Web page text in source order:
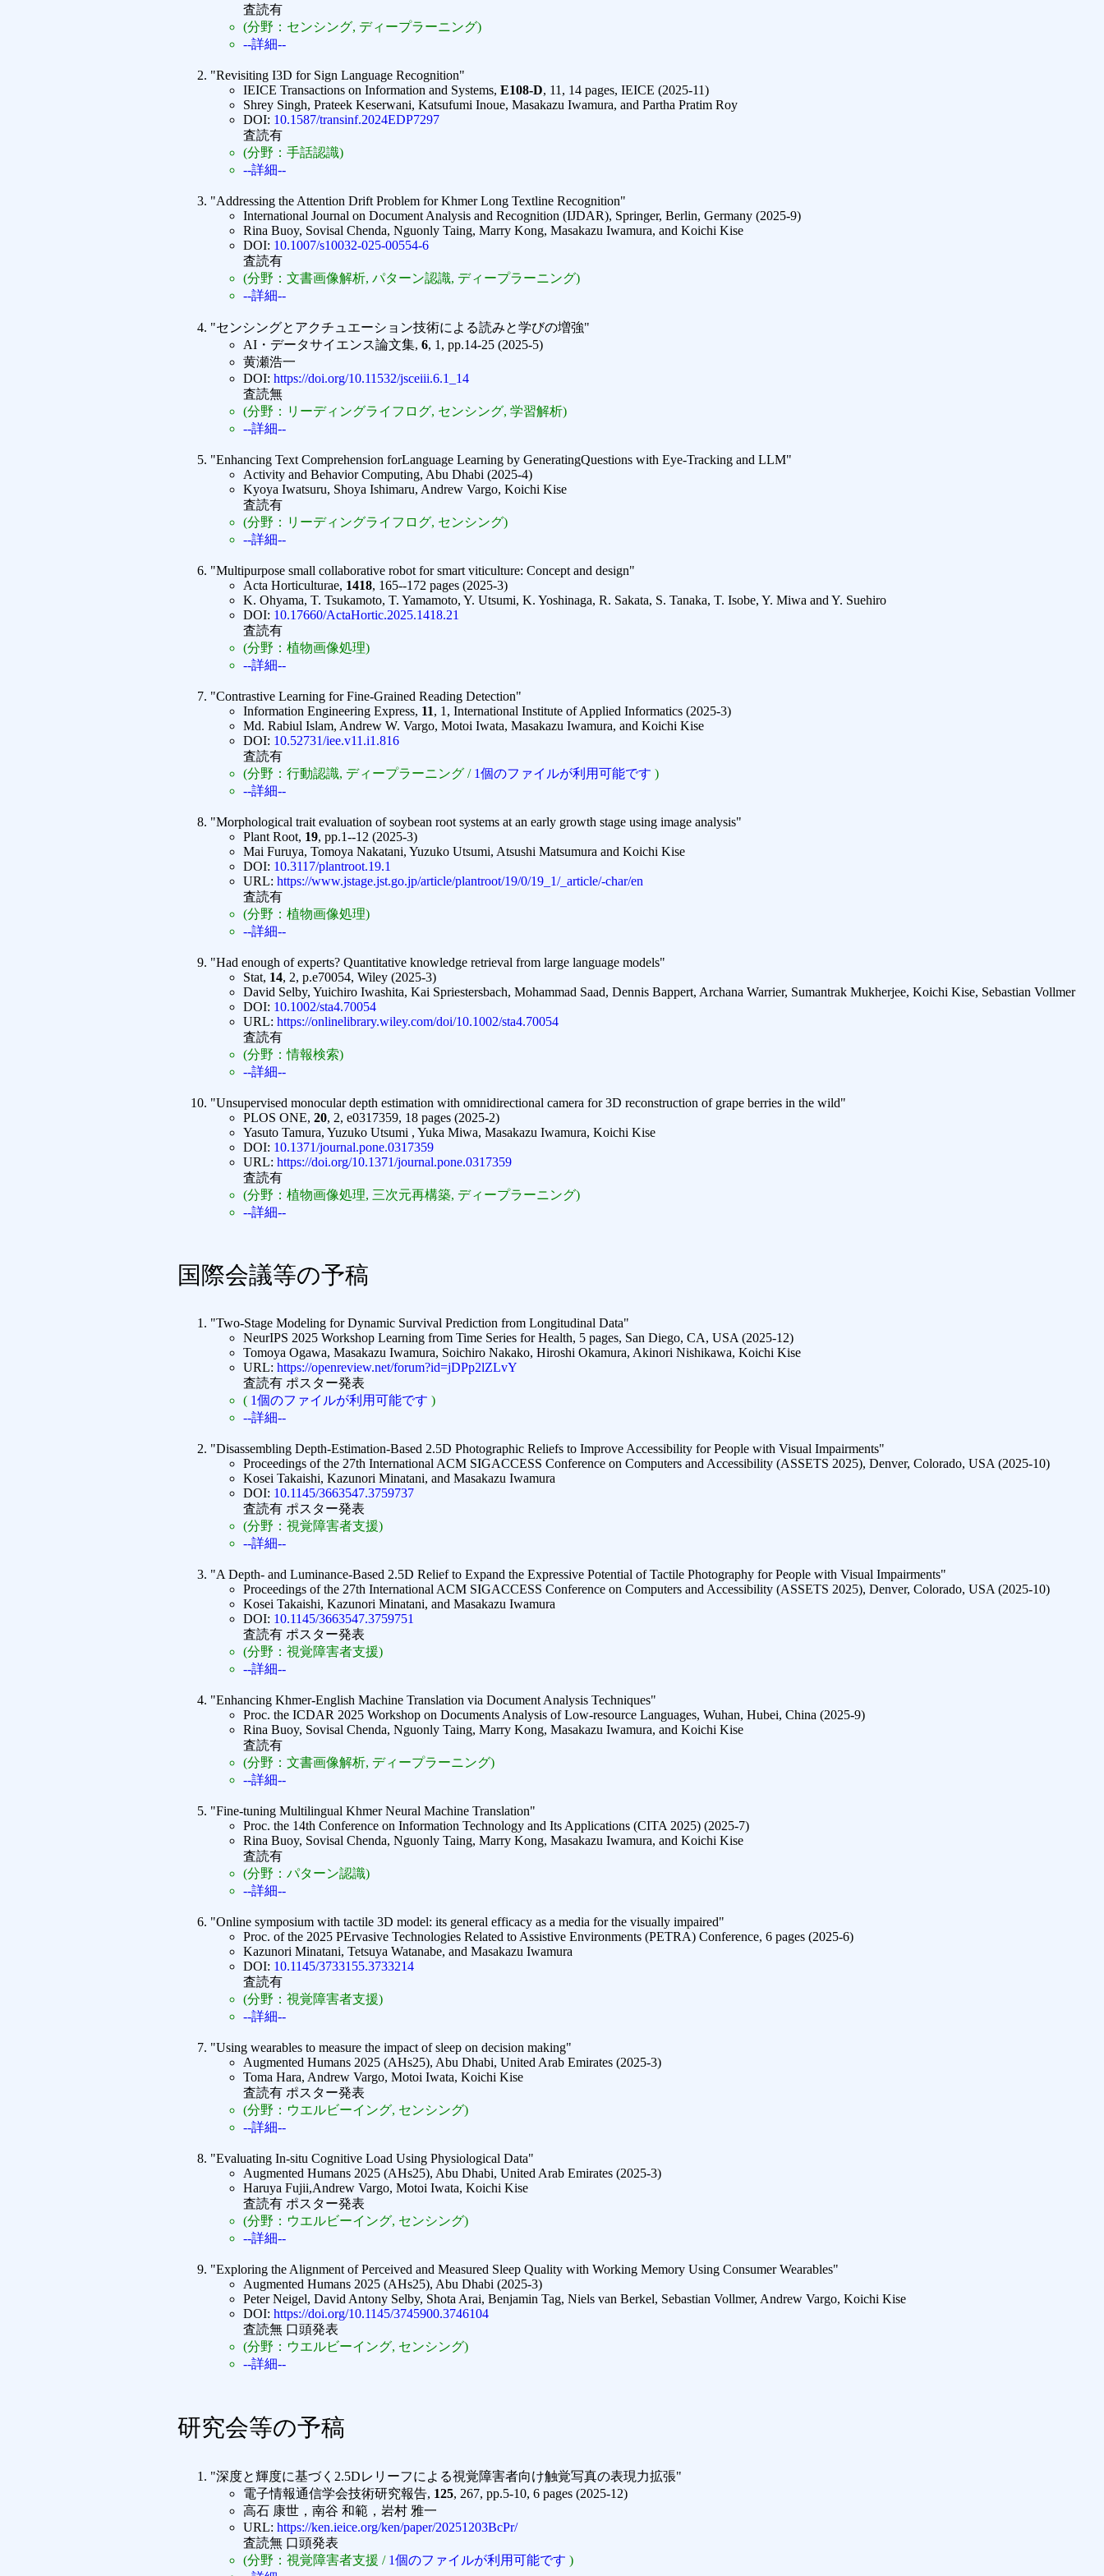
査読有
(分野：センシング, ディープラーニング)
--詳細--
"Revisiting I3D for Sign Language Recognition"
IEICE Transactions on Information and Systems, E108-D, 11, 14 pages, IEICE (2025-11)
Shrey Singh, Prateek Keserwani, Katsufumi Inoue, Masakazu Iwamura, and Partha Pratim Roy
DOI: 10.1587/transinf.2024EDP7297
査読有
(分野：手話認識)
--詳細--
"Addressing the Attention Drift Problem for Khmer Long Textline Recognition"
International Journal on Document Analysis and Recognition (IJDAR), Springer, Berlin, Germany (2025-9)
Rina Buoy, Sovisal Chenda, Nguonly Taing, Marry Kong, Masakazu Iwamura, and Koichi Kise
DOI: 10.1007/s10032-025-00554-6
査読有
(分野：文書画像解析, パターン認識, ディープラーニング)
--詳細--
"センシングとアクチュエーション技術による読みと学びの増強"
AI・データサイエンス論文集, 6, 1, pp.14-25 (2025-5)
黄瀬浩一
DOI: https://doi.org/10.11532/jsceiii.6.1_14
査読無
(分野：リーディングライフログ, センシング, 学習解析)
--詳細--
"Enhancing Text Comprehension forLanguage Learning by GeneratingQuestions with Eye-Tracking and LLM"
Activity and Behavior Computing, Abu Dhabi (2025-4)
Kyoya Iwatsuru, Shoya Ishimaru, Andrew Vargo, Koichi Kise
査読有
(分野：リーディングライフログ, センシング)
--詳細--
"Multipurpose small collaborative robot for smart viticulture: Concept and design"
Acta Horticulturae, 1418, 165--172 pages (2025-3)
K. Ohyama, T. Tsukamoto, T. Yamamoto, Y. Utsumi, K. Yoshinaga, R. Sakata, S. Tanaka, T. Isobe, Y. Miwa and Y. Suehiro
DOI: 10.17660/ActaHortic.2025.1418.21
査読有
(分野：植物画像処理)
--詳細--
"Contrastive Learning for Fine-Grained Reading Detection"
Information Engineering Express, 11, 1, International Institute of Applied Informatics (2025-3)
Md. Rabiul Islam, Andrew W. Vargo, Motoi Iwata, Masakazu Iwamura, and Koichi Kise
DOI: 10.52731/iee.v11.i1.816
査読有
(分野：行動認識, ディープラーニング / 1個のファイルが利用可能です )
--詳細--
"Morphological trait evaluation of soybean root systems at an early growth stage using image analysis"
Plant Root, 19, pp.1--12 (2025-3)
Mai Furuya, Tomoya Nakatani, Yuzuko Utsumi, Atsushi Matsumura and Koichi Kise
DOI: 10.3117/plantroot.19.1
URL: https://www.jstage.jst.go.jp/article/plantroot/19/0/19_1/_article/-char/en
査読有
(分野：植物画像処理)
--詳細--
"Had enough of experts? Quantitative knowledge retrieval from large language models"
Stat, 14, 2, p.e70054, Wiley (2025-3)
David Selby, Yuichiro Iwashita, Kai Spriestersbach, Mohammad Saad, Dennis Bappert, Archana Warrier, Sumantrak Mukherjee, Koichi Kise, Sebastian Vollmer
DOI: 10.1002/sta4.70054
URL: https://onlinelibrary.wiley.com/doi/10.1002/sta4.70054
査読有
(分野：情報検索)
--詳細--
"Unsupervised monocular depth estimation with omnidirectional camera for 3D reconstruction of grape berries in the wild"
PLOS ONE, 20, 2, e0317359, 18 pages (2025-2)
Yasuto Tamura, Yuzuko Utsumi , Yuka Miwa, Masakazu Iwamura, Koichi Kise
DOI: 10.1371/journal.pone.0317359
URL: https://doi.org/10.1371/journal.pone.0317359
査読有
(分野：植物画像処理, 三次元再構築, ディープラーニング)
--詳細--
国際会議等の予稿
"Two-Stage Modeling for Dynamic Survival Prediction from Longitudinal Data"
NeurIPS 2025 Workshop Learning from Time Series for Health, 5 pages, San Diego, CA, USA (2025-12)
Tomoya Ogawa, Masakazu Iwamura, Soichiro Nakako, Hiroshi Okamura, Akinori Nishikawa, Koichi Kise
URL: https://openreview.net/forum?id=jDPp2lZLvY
査読有 ポスター発表
( 1個のファイルが利用可能です )
--詳細--
"Disassembling Depth-Estimation-Based 2.5D Photographic Reliefs to Improve Accessibility for People with Visual Impairments"
Proceedings of the 27th International ACM SIGACCESS Conference on Computers and Accessibility (ASSETS 2025), Denver, Colorado, USA (2025-10)
Kosei Takaishi, Kazunori Minatani, and Masakazu Iwamura
DOI: 10.1145/3663547.3759737
査読有 ポスター発表
(分野：視覚障害者支援)
--詳細--
"A Depth- and Luminance-Based 2.5D Relief to Expand the Expressive Potential of Tactile Photography for People with Visual Impairments"
Proceedings of the 27th International ACM SIGACCESS Conference on Computers and Accessibility (ASSETS 2025), Denver, Colorado, USA (2025-10)
Kosei Takaishi, Kazunori Minatani, and Masakazu Iwamura
DOI: 10.1145/3663547.3759751
査読有 ポスター発表
(分野：視覚障害者支援)
--詳細--
"Enhancing Khmer-English Machine Translation via Document Analysis Techniques"
Proc. the ICDAR 2025 Workshop on Documents Analysis of Low-resource Languages, Wuhan, Hubei, China (2025-9)
Rina Buoy, Sovisal Chenda, Nguonly Taing, Marry Kong, Masakazu Iwamura, and Koichi Kise
査読有
(分野：文書画像解析, ディープラーニング)
--詳細--
"Fine-tuning Multilingual Khmer Neural Machine Translation"
Proc. the 14th Conference on Information Technology and Its Applications (CITA 2025) (2025-7)
Rina Buoy, Sovisal Chenda, Nguonly Taing, Marry Kong, Masakazu Iwamura, and Koichi Kise
査読有
(分野：パターン認識)
--詳細--
"Online symposium with tactile 3D model: its general efficacy as a media for the visually impaired"
Proc. of the 2025 PErvasive Technologies Related to Assistive Environments (PETRA) Conference, 6 pages (2025-6)
Kazunori Minatani, Tetsuya Watanabe, and Masakazu Iwamura
DOI: 10.1145/3733155.3733214
査読有
(分野：視覚障害者支援)
--詳細--
"Using wearables to measure the impact of sleep on decision making"
Augmented Humans 2025 (AHs25), Abu Dhabi, United Arab Emirates (2025-3)
Toma Hara, Andrew Vargo, Motoi Iwata, Koichi Kise
査読有 ポスター発表
(分野：ウエルビーイング, センシング)
--詳細--
"Evaluating In-situ Cognitive Load Using Physiological Data"
Augmented Humans 2025 (AHs25), Abu Dhabi, United Arab Emirates (2025-3)
Haruya Fujii,Andrew Vargo, Motoi Iwata, Koichi Kise
査読有 ポスター発表
(分野：ウエルビーイング, センシング)
--詳細--
"Exploring the Alignment of Perceived and Measured Sleep Quality with Working Memory Using Consumer Wearables"
Augmented Humans 2025 (AHs25), Abu Dhabi (2025-3)
Peter Neigel, David Antony Selby, Shota Arai, Benjamin Tag, Niels van Berkel, Sebastian Vollmer, Andrew Vargo, Koichi Kise
DOI: https://doi.org/10.1145/3745900.3746104
査読無 口頭発表
(分野：ウエルビーイング, センシング)
--詳細--
研究会等の予稿
"深度と輝度に基づく2.5Dレリーフによる視覚障害者向け触覚写真の表現力拡張"
電子情報通信学会技術研究報告, 125, 267, pp.5-10, 6 pages (2025-12)
高石 康世，南谷 和範，岩村 雅一
URL: https://ken.ieice.org/ken/paper/20251203BcPr/
査読無 口頭発表
(分野：視覚障害者支援 / 1個のファイルが利用可能です )